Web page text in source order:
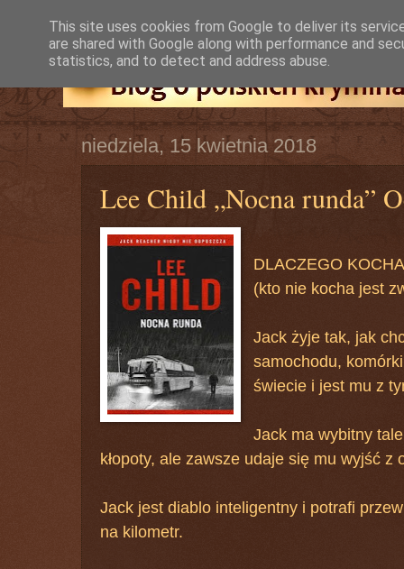
niedziela, 15 kwietnia 2018
Lee Child „Nocna runda”
DLACZEGO
(kto nie kocha jest
Jack żyje tak, jak
samochodu,
świecie i jest mu z
Jack ma wybitny
kłopoty, ale zawsze udaje się mu wyjść z
Jack jest diablo inteligentny i potrafi
na kilometr.
This site uses cookies from Google to deliver its
are shared with Google along with performance and
statistics, and to detect and address abuse.